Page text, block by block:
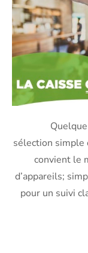
sélection simple
convient le
d’appareils;
pour un suivi